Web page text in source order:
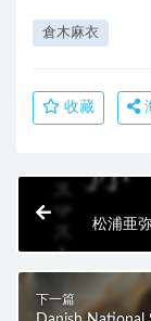
倉木麻衣
收藏
松浦亜
下一篇